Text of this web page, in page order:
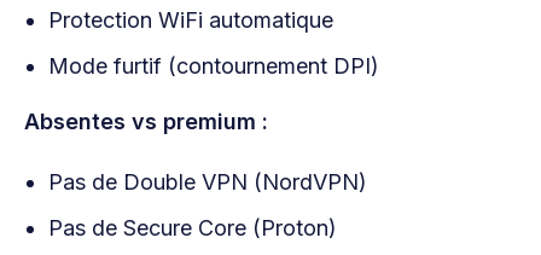
Protection WiFi automatique
Mode furtif (contournement DPI)
Absentes vs premium :
Pas de Double VPN (NordVPN)
Pas de Secure Core (Proton)